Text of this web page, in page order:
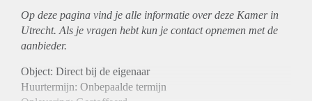
Op deze pagina vind je alle informatie over deze Kamer in
Utrecht. Als je vragen hebt kun je contact opnemen met de
aanbieder.
Object: Direct bij de eigenaar
Huurtermijn: Onbepaalde termijn